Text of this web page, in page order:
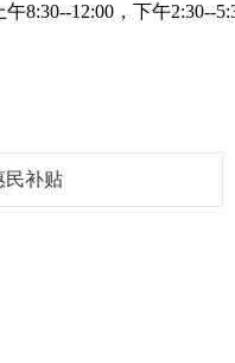
8:30--12:00，下午2:30--
民补贴